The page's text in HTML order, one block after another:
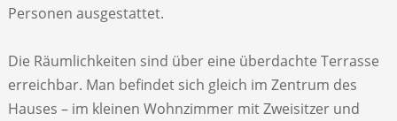
Personen ausgestattet.
Die Räumlichkeiten sind über eine überdachte Terrasse
erreichbar. Man befindet sich gleich im Zentrum des
Hauses – im kleinen Wohnzimmer mit Zweisitzer und